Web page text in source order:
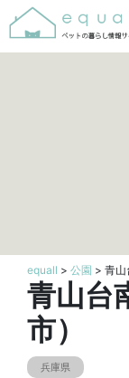
equall > 公園 > 青山
青山台
市）
兵庫県